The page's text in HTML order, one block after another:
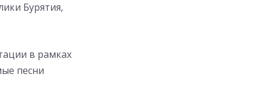
Бурятия,
в рамках
песни